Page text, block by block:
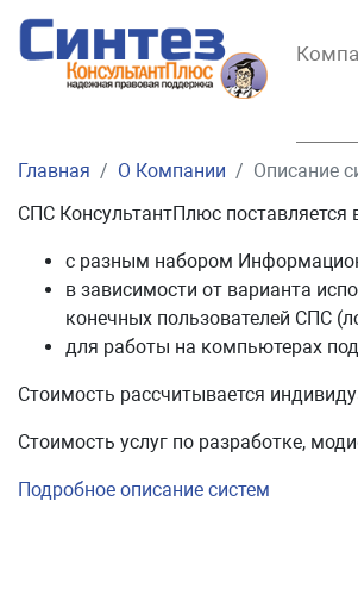
Главная О Компании
Описание
СПС КонсультантПлюс
с разным набором
в зависимости от варианта
конечных пользователей СПС
для работы на компьютерах
Стоимость рассчитывается
Стоимость услуг по разработке,
Подробное описание систем